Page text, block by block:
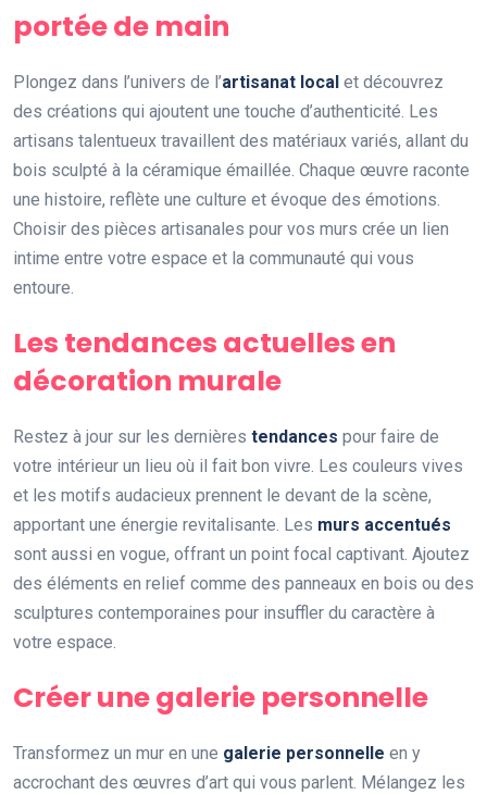
portée de main
Plongez dans l’univers de l’artisanat local et découvrez
des créations qui ajoutent une touche d’authenticité. Les
artisans talentueux travaillent des matériaux variés, allant du
bois sculpté à la céramique émaillée. Chaque œuvre raconte
une histoire, reflète une culture et évoque des émotions.
Choisir des pièces artisanales pour vos murs crée un lien
intime entre votre espace et la communauté qui vous
entoure.
Les tendances actuelles en
décoration murale
Restez à jour sur les dernières tendances pour faire de
votre intérieur un lieu où il fait bon vivre. Les couleurs vives
et les motifs audacieux prennent le devant de la scène,
apportant une énergie revitalisante. Les murs accentués
sont aussi en vogue, offrant un point focal captivant. Ajoutez
des éléments en relief comme des panneaux en bois ou des
sculptures contemporaines pour insuffler du caractère à
votre espace.
Créer une galerie personnelle
Transformez un mur en une galerie personnelle en y
accrochant des œuvres d’art qui vous parlent. Mélangez les